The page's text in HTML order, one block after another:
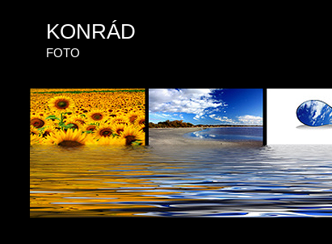
KONRÁD
FOTO